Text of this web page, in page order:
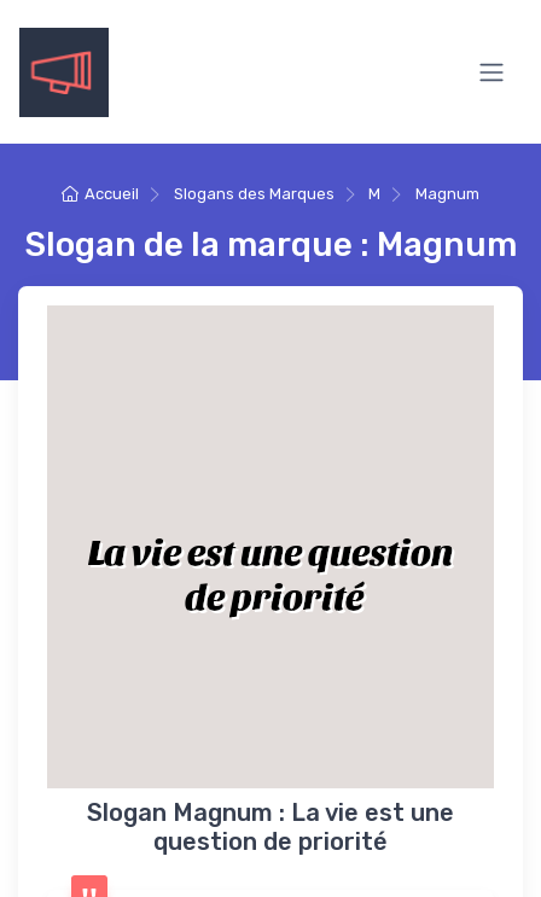
Accueil Slogans des Marques M Magnum
Slogan de la marque : Magnum
La vie est une question
de priorité
Slogan Magnum : La vie est une
question de priorité